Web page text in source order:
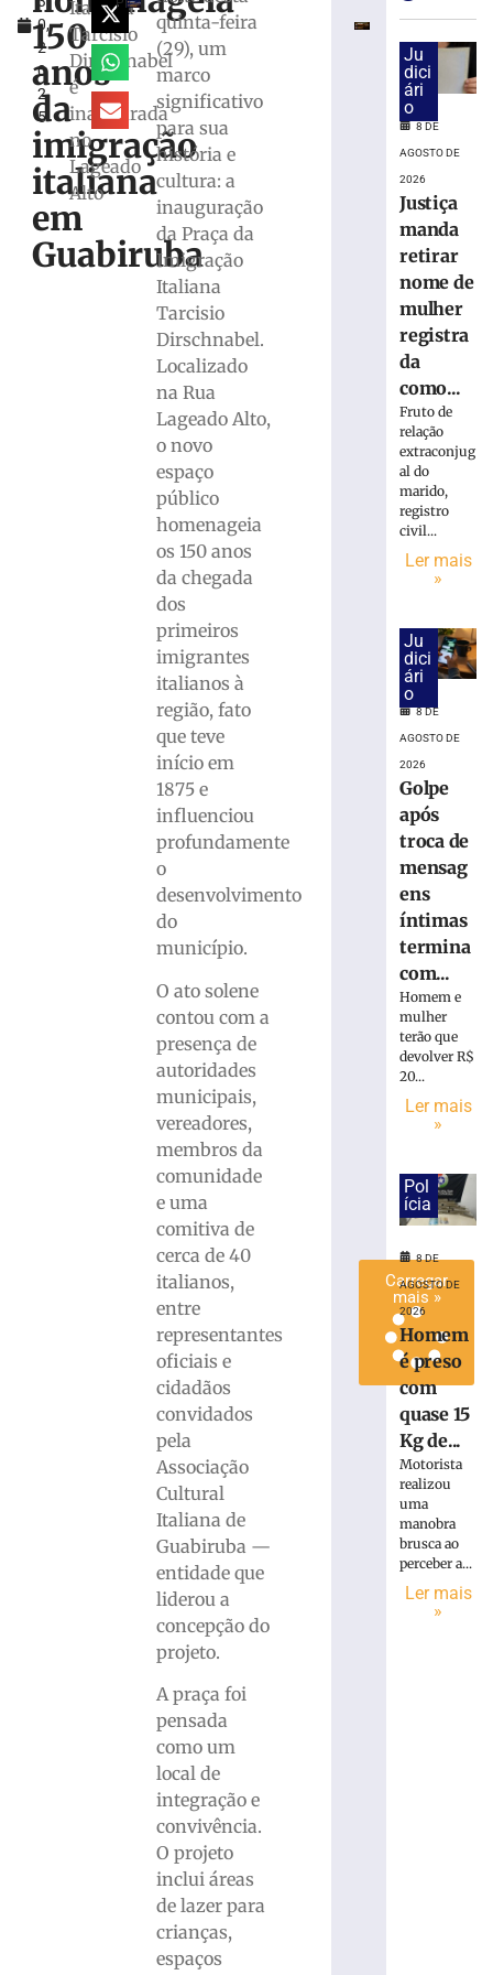
0,
2
0
2
5
150
anos
da
imigração
italiana
em
Guabiruba
Italiana
Tarcisio
Dirschnabel
é
inaugurada
no
Lageado
Alto
PMG
quinta-feira
(29), um
marco
significativo
para sua
história e
cultura: a
inauguração
da Praça da
Imigração
Italiana
Tarcisio
Dirschnabel.
Localizado
na Rua
Lageado Alto,
o novo
espaço
público
homenageia
os 150 anos
da chegada
dos
primeiros
imigrantes
italianos à
região, fato
que teve
início em
1875 e
influenciou
profundamente
o
desenvolvimento
do
município.
O ato solene
contou com a
presença de
autoridades
municipais,
vereadores,
membros da
comunidade
e uma
comitiva de
cerca de 40
italianos,
entre
representantes
oficiais e
cidadãos
convidados
pela
Associação
Cultural
Italiana de
Guabiruba —
entidade que
liderou a
concepção do
projeto.
A praça foi
pensada
como um
local de
integração e
convivência.
O projeto
inclui áreas
de lazer para
crianças,
espaços
para
monitorar
eleições
TRE-
realiza
distribuição
18.860
urnas
eletrônicas
Cratera
abre
“engole”
roda
caminhão
Brusque
Carregar
mais »
Ju
dici
ári
o
8 DE
AGOSTO DE
2026
Justiça
manda
retirar
nome de
mulher
registra
da
como...
Fruto de
relação
extraconjug
al do
marido,
registro
civil...
Ler mais
»
Ju
dici
ári
o
8 DE
AGOSTO DE
2026
Golpe
após
troca de
mensag
ens
íntimas
termina
com...
Homem e
mulher
terão que
devolver R$
20...
Ler mais
»
Pol
ícia
8 DE
AGOSTO DE
2026
Homem
é preso
com
quase 15
Kg de...
Motorista
realizou
uma
manobra
brusca ao
perceber a...
Ler mais
»